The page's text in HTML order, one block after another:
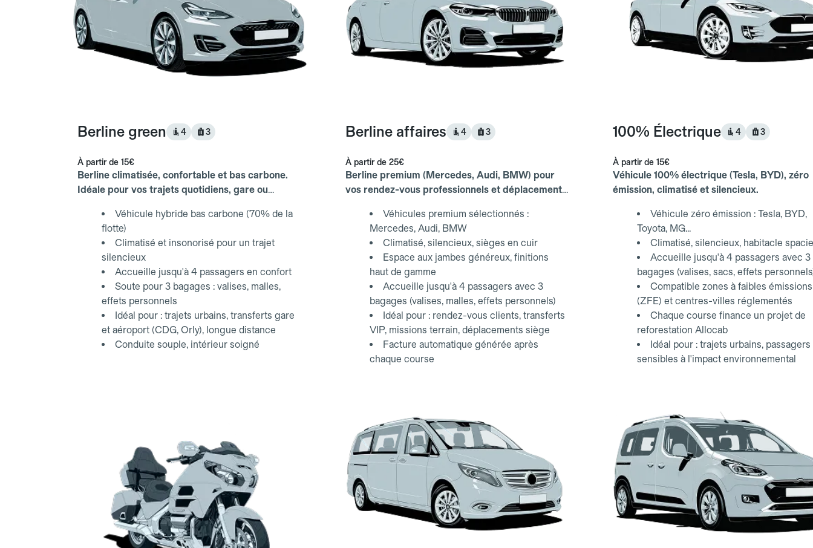
Berline green 4 3
À partir de 15€
Berline climatisée, confortable et bas carbone.
Idéale pour vos trajets quotidiens, gare ou
Véhicule hybride bas carbone (70% de la
flotte)
Climatisé et insonorisé pour un trajet
silencieux
Accueille jusqu'à 4 passagers en confort
Soute pour 3 bagages : valises, malles,
effets personnels
Idéal pour : trajets urbains, transferts gare
et aéroport (CDG, Orly), longue distance
Conduite souple, intérieur soigné
Berline affaires 4 3
À partir de 25€
Berline premium (Mercedes, Audi, BMW) pour
vos rendez-vous professionnels et déplacements
Véhicules premium sélectionnés :
Mercedes, Audi, BMW
Climatisé, silencieux, sièges en cuir
Espace aux jambes généreux, finitions
haut de gamme
Accueille jusqu'à 4 passagers avec 3
bagages (valises, malles, effets personnels)
Idéal pour : rendez-vous clients, transferts
VIP, missions terrain, déplacements siège
Facture automatique générée après
chaque course
100% Électrique 4 3
À partir de 15€
Véhicule 100% électrique (Tesla, BYD), zéro
émission, climatisé et silencieux.
Véhicule zéro émission : Tesla, BYD,
Toyota, MG...
Climatisé, silencieux, habitacle
Accueille jusqu'à 4 passagers avec 3
bagages (valises, sacs, effets
Compatible zones à faibles émissions
(ZFE) et centres-villes réglementés
Chaque course finance un projet de
reforestation Allocab
Idéal pour : trajets urbains, passagers
sensibles à l'impact environnemental